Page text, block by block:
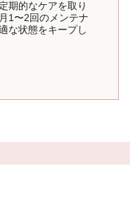
期的なケアを取り
1〜2回のメンテナ
な状態をキープし